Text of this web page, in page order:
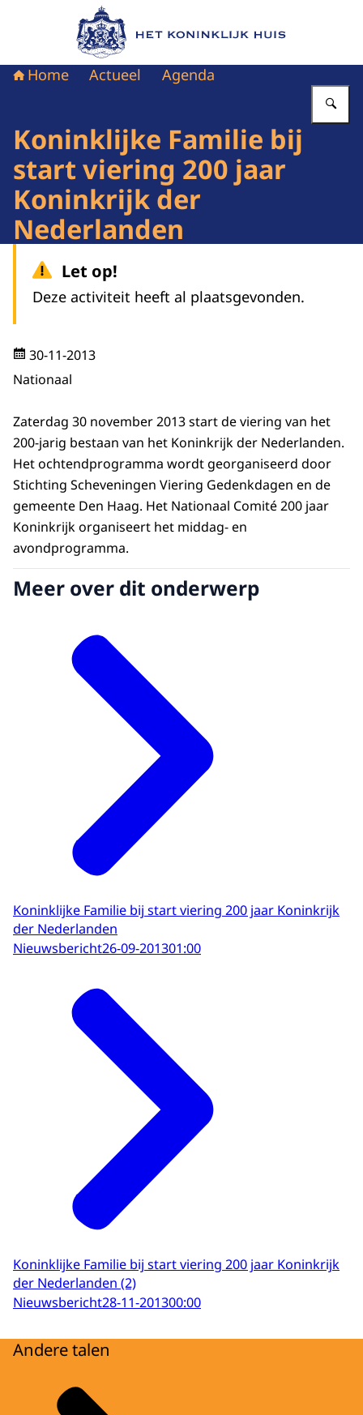
Naar de homepage van Het Koninklijk Huis
Home Actueel Agenda
Koninklijke Familie bij
start viering 200 jaar
Koninkrijk der
Nederlanden
Let op!
Deze activiteit heeft al plaatsgevonden.
30-11-2013
Nationaal
Zaterdag 30 november 2013 start de viering van het
200-jarig bestaan van het Koninkrijk der Nederlanden.
Het ochtendprogramma wordt georganiseerd door
Stichting Scheveningen Viering Gedenkdagen en de
gemeente Den Haag. Het Nationaal Comité 200 jaar
Koninkrijk organiseert het middag- en
avondprogramma.
Meer over dit onderwerp
Koninklijke Familie bij start viering 200 jaar Koninkrijk
der Nederlanden
Nieuwsbericht26-09-201301:00
Koninklijke Familie bij start viering 200 jaar Koninkrijk
der Nederlanden (2)
Nieuwsbericht28-11-201300:00
Andere talen